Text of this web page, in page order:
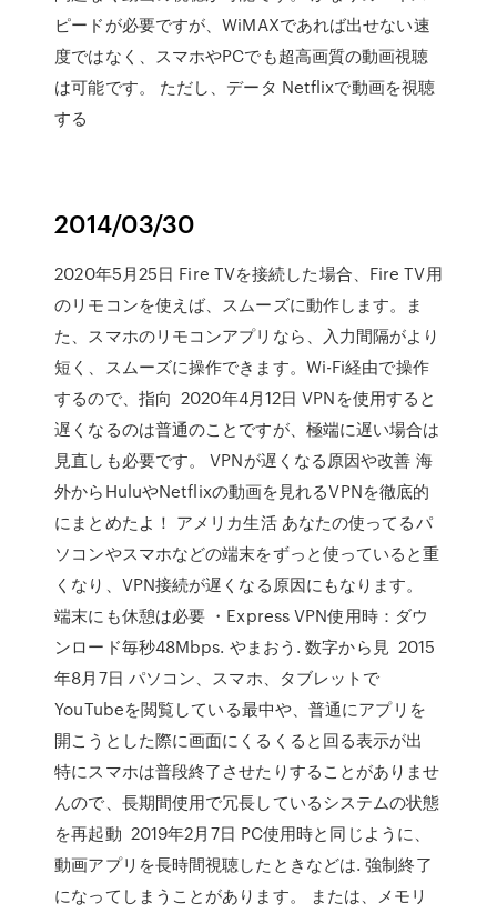
ピードが必要ですが、WiMAXであれば出せない速
度ではなく、スマホやPCでも超高画質の動画視聴
は可能です。 ただし、データ Netflixで動画を視聴
する
2014/03/30
2020年5月25日 Fire TVを接続した場合、Fire TV用
のリモコンを使えば、スムーズに動作します。ま
た、スマホのリモコンアプリなら、入力間隔がより
短く、スムーズに操作できます。Wi-Fi経由で操作
するので、指向 2020年4月12日 VPNを使用すると
遅くなるのは普通のことですが、極端に遅い場合は
見直しも必要です。 VPNが遅くなる原因や改善 海
外からHuluやNetflixの動画を見れるVPNを徹底的
にまとめたよ！ アメリカ生活 あなたの使ってるパ
ソコンやスマホなどの端末をずっと使っていると重
くなり、VPN接続が遅くなる原因にもなります。
端末にも休憩は必要 ・Express VPN使用時：ダウ
ンロード毎秒48Mbps. やまおう. 数字から見 2015
年8月7日 パソコン、スマホ、タブレットで
YouTubeを閲覧している最中や、普通にアプリを
開こうとした際に画面にくるくると回る表示が出
特にスマホは普段終了させたりすることがありませ
んので、長期間使用で冗長しているシステムの状態
を再起動 2019年2月7日 PC使用時と同じように、
動画アプリを長時間視聴したときなどは. 強制終了
になってしまうことがあります。 または、メモリ